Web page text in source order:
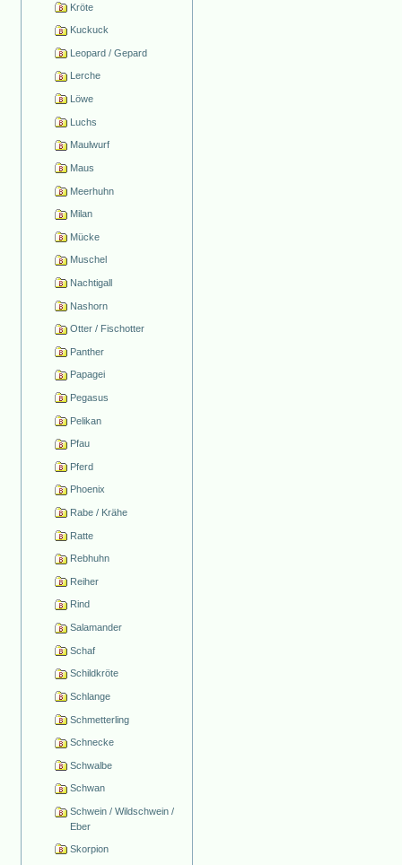
Kröte
Kuckuck
Leopard / Gepard
Lerche
Löwe
Luchs
Maulwurf
Maus
Meerhuhn
Milan
Mücke
Muschel
Nachtigall
Nashorn
Otter / Fischotter
Panther
Papagei
Pegasus
Pelikan
Pfau
Pferd
Phoenix
Rabe / Krähe
Ratte
Rebhuhn
Reiher
Rind
Salamander
Schaf
Schildkröte
Schlange
Schmetterling
Schnecke
Schwalbe
Schwan
Schwein / Wildschwein /
Eber
Skorpion